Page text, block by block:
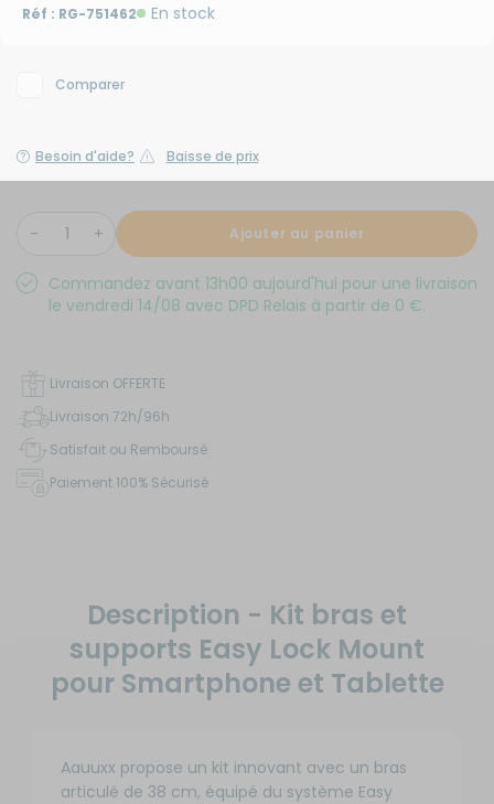
Réf : RG-751462 En stock
Comparer
Besoin d'aide? Baisse de prix
Ajouter au panier
Commandez avant 13h00 aujourd'hui pour une livraison
le vendredi 14/08 avec DPD Relais à partir de 0 €.
Livraison OFFERTE
Livraison 72h/96h
Satisfait ou Remboursé
Paiement 100% Sécurisé
Description - Kit bras et
supports Easy Lock Mount
pour Smartphone et Tablette
Aauuxx propose un kit innovant avec un bras
articulé de 38 cm, équipé du système Easy